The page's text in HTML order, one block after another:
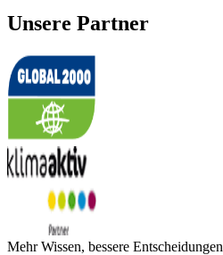
Unsere Partner
Mehr Wissen, bessere Entscheidungen